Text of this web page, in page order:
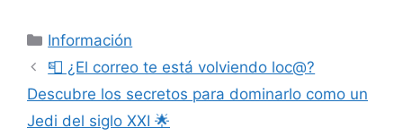
Categorías
Información
📮 ¿El correo te está volviendo loc@?
Descubre los secretos para dominarlo como un
Jedi del siglo XXI 🌟